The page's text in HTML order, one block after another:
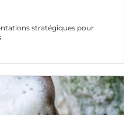
stratégiques pour